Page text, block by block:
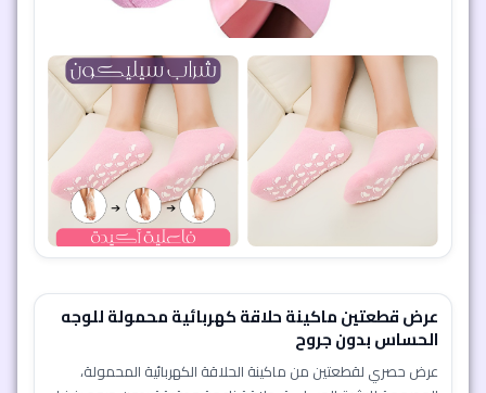
عرض قطعتين ماكينة حلاقة كهربائية محمولة للوجه
الحساس بدون جروح
عرض حصري لقطعتين من ماكينة الحلاقة الكهربائية المحمولة،
المصممة للبشرة الحساسة. حلاقة ناعمة ودقيقة بدون جروح بفضل
دقيقة وشحن سريع.